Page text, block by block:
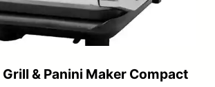
& Panini Maker Compact